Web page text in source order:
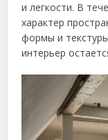
и легкости. В
характер
формы и
интерьер